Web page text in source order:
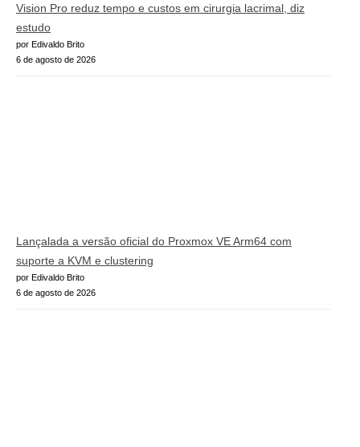
Vision Pro reduz tempo e custos em cirurgia lacrimal, diz
estudo
por Edivaldo Brito
6 de agosto de 2026
Lançalada a versão oficial do Proxmox VE Arm64 com
suporte a KVM e clustering
por Edivaldo Brito
6 de agosto de 2026